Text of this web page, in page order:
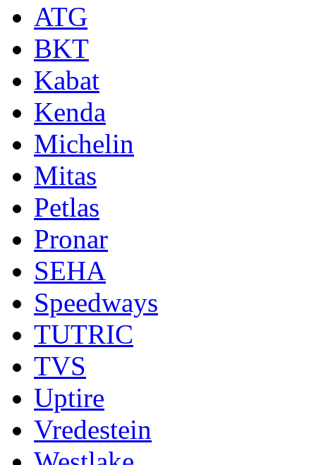
ATG
BKT
Kabat
Kenda
Michelin
Mitas
Petlas
Pronar
SEHA
Speedways
TUTRIC
TVS
Uptire
Vredestein